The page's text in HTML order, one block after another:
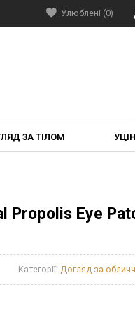
Улюблені (0)
ЗА ТІЛОМ
Propolis Eye
Категорії: Догляд за